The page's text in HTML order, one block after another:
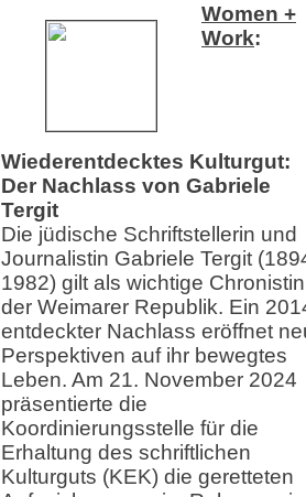
Women +
Work:
Wiederentdecktes Kulturgut:
Der Nachlass von Gabriele
Tergit
Die jüdische Schriftstellerin und
Journalistin Gabriele Tergit
1982) gilt als wichtige Chronistin
der Weimarer Republik. Ein
entdeckter Nachlass eröffnet
Perspektiven auf ihr bewegtes
Leben. Am 21. November 2024
präsentierte die
Koordinierungsstelle für die
Erhaltung des schriftlichen
Kulturguts (KEK) die geretteten